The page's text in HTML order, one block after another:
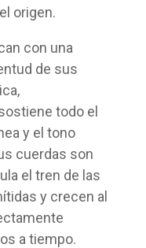
origen.
con una
de sus
todo el
y el tono
cuerdas son
el tren de las
y crecen al
a tiempo.